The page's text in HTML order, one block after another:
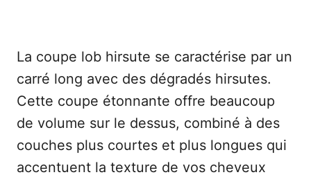
La coupe lob hirsute se caractérise par un
carré long avec des dégradés hirsutes.
Cette coupe étonnante offre beaucoup
de volume sur le dessus, combiné à des
couches plus courtes et plus longues qui
accentuent la texture de vos cheveux